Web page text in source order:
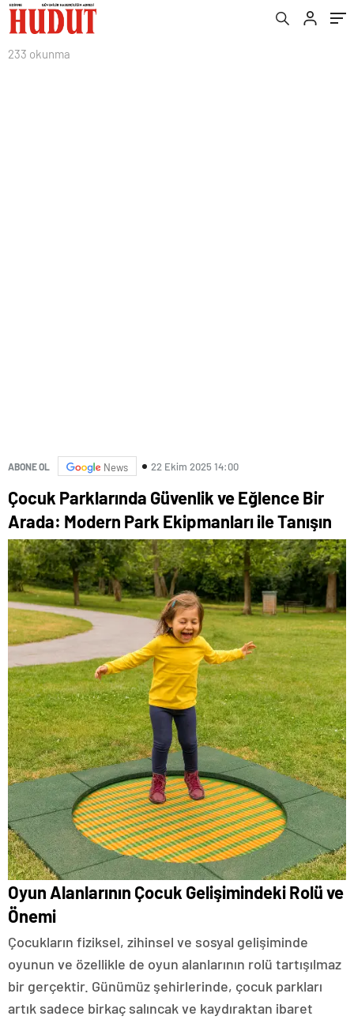
233 okunma
ABONE OL News 22 Ekim 2025 14:00
Çocuk Parklarında Güvenlik ve Eğlence Bir
Arada: Modern Park Ekipmanları ile Tanışın
Oyun Alanlarının Çocuk Gelişimindeki Rolü ve
Önemi
Çocukların fiziksel, zihinsel ve sosyal gelişiminde
oyunun ve özellikle de oyun alanlarının rolü tartışılmaz
bir gerçektir. Günümüz şehirlerinde, çocuk parkları
artık sadece birkaç salıncak ve kaydıraktan ibaret